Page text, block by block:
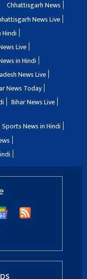
Chhattisgarh News
News Live
Live
in Hindi
News Live
News Today
Bihar News Live
Sports News in Hindi